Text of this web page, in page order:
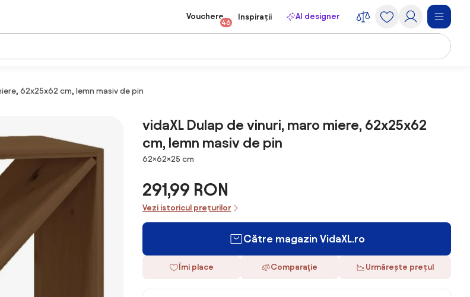
Vouchere
46
Inspirații AI designer
62x25x62 cm, lemn masiv de pin
vidaXL Dulap de vinuri, maro miere, 62x25x62
cm, lemn masiv de pin
Dimensiuni
62×62×25 cm
291,99 RON
Vezi istoricul prețurilor
Către magazin VidaXL.ro
Îmi place Comparaţie Urmărește prețul